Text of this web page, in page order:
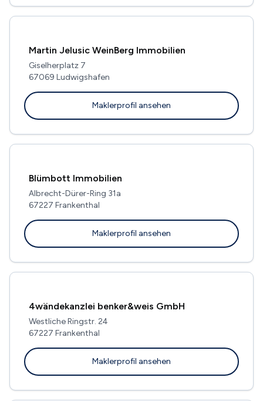
Martin Jelusic WeinBerg Immobilien
Giselherplatz 7
67069 Ludwigshafen
Maklerprofil ansehen
Blümbott Immobilien
Albrecht-Dürer-Ring 31a
67227 Frankenthal
Maklerprofil ansehen
4wändekanzlei benker&weis GmbH
Westliche Ringstr. 24
67227 Frankenthal
Maklerprofil ansehen